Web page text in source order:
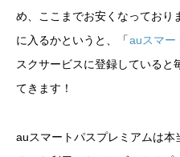
め、ここまでお安くなっており
に入るかというと、「auスマー
スクサービスに登録していると
てきます！
auスマートパスプレミアムは